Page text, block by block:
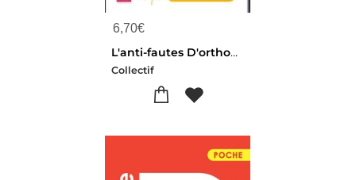
6,70€
L'anti-fautes D'orthographe
Collectif